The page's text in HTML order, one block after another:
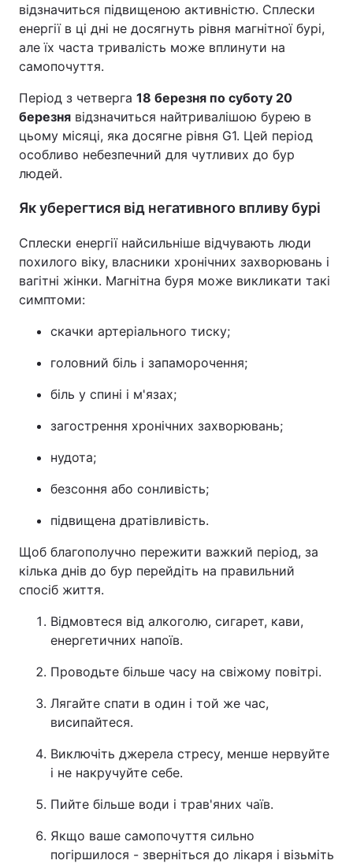
відзначиться підвищеною активністю. Сплески
енергії в ці дні не досягнуть рівня магнітної бурі,
але їх часта тривалість може вплинути на
самопочуття.
Період з четверга 18 березня по суботу 20
березня відзначиться найтривалішою бурею в
цьому місяці, яка досягне рівня G1. Цей період
особливо небезпечний для чутливих до бур
людей.
Як уберегтися від негативного впливу бурі
Сплески енергії найсильніше відчувають люди
похилого віку, власники хронічних захворювань і
вагітні жінки. Магнітна буря може викликати такі
симптоми:
скачки артеріального тиску;
головний біль і запаморочення;
біль у спині і м'язах;
загострення хронічних захворювань;
нудота;
безсоння або сонливість;
підвищена дратівливість.
Щоб благополучно пережити важкий період, за
кілька днів до бур перейдіть на правильний
спосіб життя.
Відмовтеся від алкоголю, сигарет, кави,
енергетичних напоїв.
Проводьте більше часу на свіжому повітрі.
Лягайте спати в один і той же час,
висипайтеся.
Виключіть джерела стресу, менше нервуйте
і не накручуйте себе.
Пийте більше води і трав'яних чаїв.
Якщо ваше самопочуття сильно
погіршилося - зверніться до лікаря і візьміть